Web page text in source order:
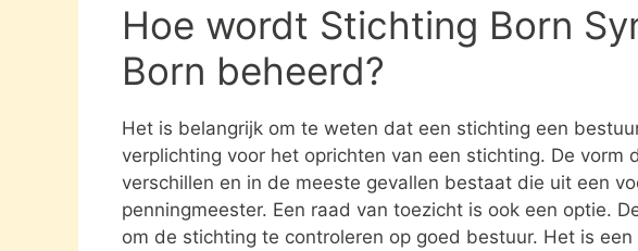
Hoe wordt Stichting Born
Born beheerd?
Het is belangrijk om te weten dat een stichting een
verplichting voor het oprichten van een stichting. De vorm
verschillen en in de meeste gevallen bestaat die uit een
penningmeester. Een raad van toezicht is ook een optie.
om de stichting te controleren op goed bestuur. Het is